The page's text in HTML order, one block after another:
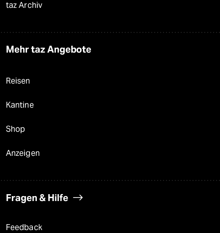
taz Archiv
Mehr taz Angebote
Reisen
Kantine
Shop
Anzeigen
Fragen & Hilfe
Feedback